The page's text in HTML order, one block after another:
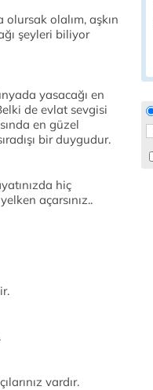
olalım, aşkın
şeyleri biliyor
yasacağı en
de evlat sevgisi
en güzel
bir duygudur.
hiç
açarsınız..
vardır.